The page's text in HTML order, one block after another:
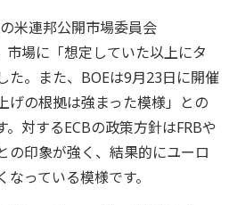
米連邦公開市場委員会
市場に「想定していた以上にタ
た。また、BOEは9月23日に開催
げの根拠は強まった模様」との
対するECBの政策方針はFRBや
の印象が強く、結果的にユーロ
っている模様です。